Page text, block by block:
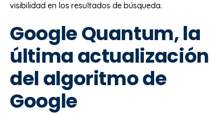
visibilidad en los resultados de búsqueda.
Google Quantum, la
última actualización
del algoritmo de
Google